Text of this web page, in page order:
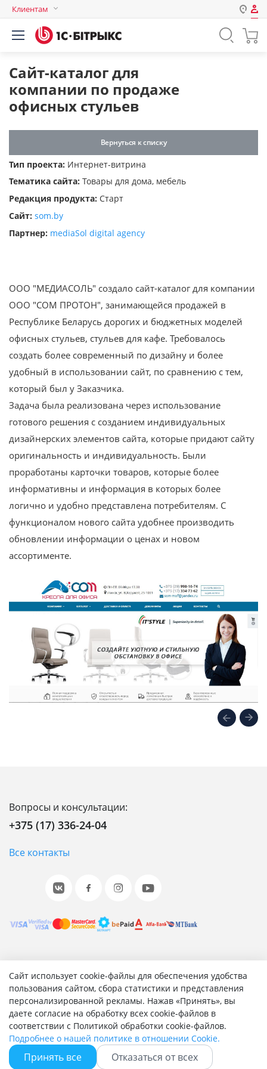
Сайт использует cookie-файлы для обеспечения удобства
пользования сайтом, сбора статистики и представления
персонализированной рекламы. Нажав «Принять», вы
даете согласие на обработку всех cookie-файлов в
соответствии с Политикой обработки cookie-файлов.
Подробнее о нашей политике в отношении Cookie.
Принять все Отказаться от всех
Клиентам
Авторизация
Логин
Запомнить меня на этом
компьютере
Забыли свой пароль?
Сайт-каталог для
компании по продаже
офисных стульев
Вернуться к списку
Тип проекта: Интернет-витрина
Тематика сайта: Товары для дома, мебель
Редакция продукта: Старт
Сайт: som.by
Партнер: mediaSol digital agency
ООО "МЕДИАСОЛЬ" создало сайт-каталог для компании
ООО "СОМ ПРОТОН", занимающейся продажей в
Республике Беларусь дорогих и бюджетных моделей
офисных стульев, стульев для кафе. Требовалось
создать более современный по дизайну и более
удобный в использовании сайт, по сравнению с тем,
который был у Заказчика.
Задача была реализована через использование
готового решения с созданием индивидуальных
дизайнерских элементов сайта, которые придают сайту
оригинальность и индивидуальность. Были
проработаны карточки товаров, которые более
информативны и информация в которых более
логично и удобно представлена потребителям. С
функционалом нового сайта удобнее производить
обновлении информации о ценах и новом
ассортименте.
Вопросы и консультации:
+375 (17) 336-24-04
Все контакты
© 2001-2026 «Битрикс», «1С-Битрикс». Работает на 1С-
Битрикс: Управление сайтом.
Согласие на обработку персональных данных
Отзыв согласия на обработку персональных данных
Политика обработки персональных данных
Соглашение об использовании сайта